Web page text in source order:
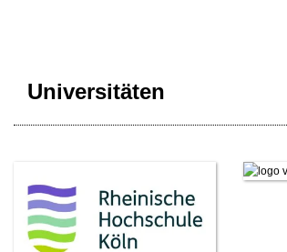
Universitäten